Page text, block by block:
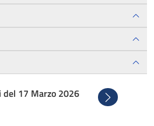
del 17 Marzo 2026 Successivo